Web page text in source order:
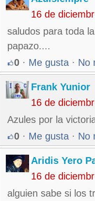
16 de
saludos para toda
papazo....
0 · Me gusta · No
Frank Yunior
16 de
Azules por la
0 · Me gusta · No
Aridis Yero
16 de
alguien sabe si los